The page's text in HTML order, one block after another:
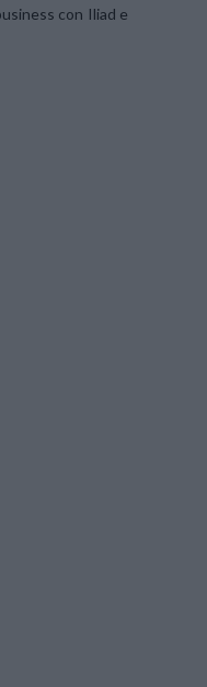
con Iliad e